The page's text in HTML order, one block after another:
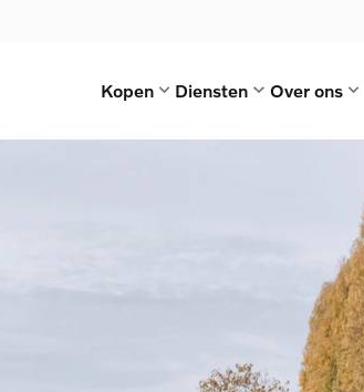
Kopen Diensten Over ons